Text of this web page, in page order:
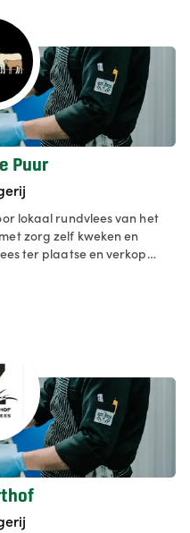
Groene Zorg bieden we
die het moeilijker
Puur
lokaal rundvlees van het
zorg zelf kweken en
ter plaatse en verkopen
keten en kwaliteit
in onze nieuwe